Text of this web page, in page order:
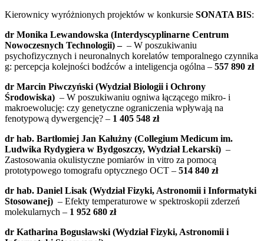
Kierownicy wyróżnionych projektów w konkursie SONATA BIS:
dr Monika Lewandowska (Interdyscyplinarne Centrum
Nowoczesnych Technologii) – – W poszukiwaniu
psychofizycznych i neuronalnych korelatów temporalnego czynnika
g: percepcja kolejności bodźców a inteligencja ogólna – 557 890 zł
dr Marcin Piwczyński (Wydział Biologii i Ochrony
Środowiska) – W poszukiwaniu ogniwa łączącego mikro- i
makroewolucję: czy genetyczne ograniczenia wpływają na
fenotypową dywergencję? – 1 405 548 zł
dr hab. Bartłomiej Jan Kałużny (Collegium Medicum im.
Ludwika Rydygiera w Bydgoszczy, Wydział Lekarski) –
Zastosowania okulistyczne pomiarów in vitro za pomocą
prototypowego tomografu optycznego OCT – 514 840 zł
dr hab. Daniel Lisak (Wydział Fizyki, Astronomii i Informatyki
Stosowanej) – Efekty temperaturowe w spektroskopii zderzeń
molekularnych – 1 952 680 zł
dr Katharina Boguslawski (Wydział Fizyki, Astronomii i